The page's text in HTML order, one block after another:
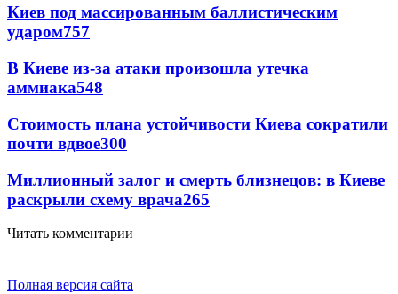
Киев под массированным баллистическим
ударом757
В Киеве из-за атаки произошла утечка
аммиака548
Стоимость плана устойчивости Киева сократили
почти вдвое300
Миллионный залог и смерть близнецов: в Киеве
раскрыли схему врача265
Читать комментарии
Полная версия сайта